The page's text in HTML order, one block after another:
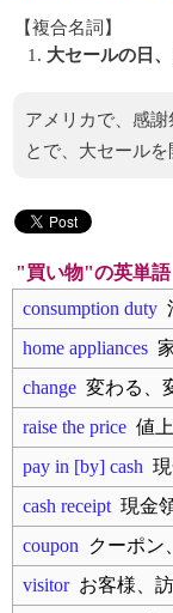
【複合名詞】
1. 大セールの日
アメリカで、感
とで、大セールを
"買い物"の英単語
consumption duty
home appliances
change 変わる、
raise the price 値
pay in [by] cash
cash receipt 現金
coupon クーポン
visitorお客様、